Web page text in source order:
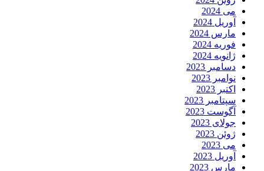
می 2024
آوریل 2024
مارس 2024
فوریه 2024
ژانویه 2024
دسامبر 2023
نوامبر 2023
اکتبر 2023
سپتامبر 2023
آگوست 2023
جولای 2023
ژوئن 2023
می 2023
آوریل 2023
مارس 2023